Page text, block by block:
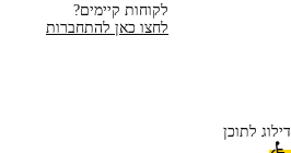
לקוחות קיימים?
לחצו כאן להתחברות
דילוג לתוכן
פ